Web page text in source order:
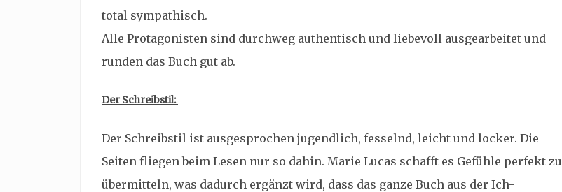
total sympathisch.
Alle Protagonisten sind durchweg authentisch und liebevoll ausgearbeitet und
runden das Buch gut ab.
Der Schreibstil:
Der Schreibstil ist ausgesprochen jugendlich, fesselnd, leicht und locker. Die
Seiten fliegen beim Lesen nur so dahin. Marie Lucas schafft es Gefühle perfekt zu
übermitteln, was dadurch ergänzt wird, dass das ganze Buch aus der Ich-